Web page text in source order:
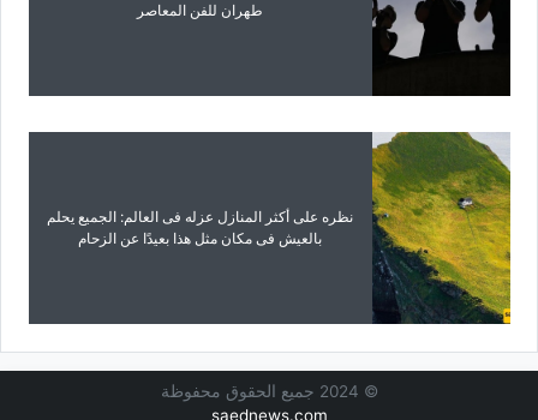
طهران للفن المعاصر
نظره على أکثر المنازل عزله فی العالم: الجمیع یحلم
بالعیش فی مکان مثل هذا بعیدًا عن الزحام
© 2024 جميع الحقوق محفوظة
saednews.com